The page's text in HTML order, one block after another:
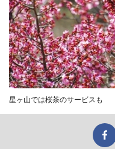
星ヶ山では桜茶のサービスも